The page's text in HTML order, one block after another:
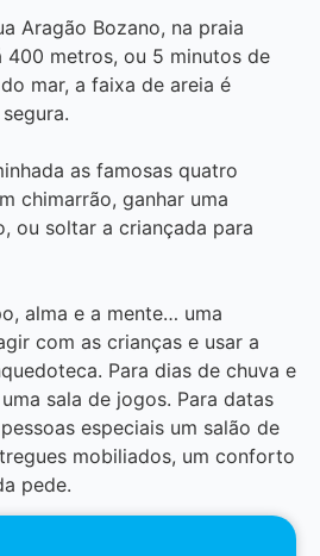
Aragão Bozano, na praia
400 metros, ou 5 minutos de
mar, a faixa de areia é
as famosas quatro
chimarrão, ganhar uma
ou soltar a criançada para
alma e a mente… uma
com as crianças e usar a
Para dias de chuva e
sala de jogos. Para datas
especiais um salão de
mobiliados, um conforto
pede.